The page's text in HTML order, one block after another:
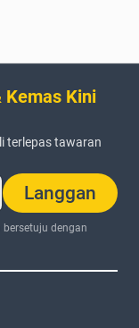
Kemas Kini
terlepas tawaran
Langgan
dengan